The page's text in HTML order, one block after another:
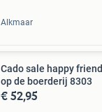
Alkmaar
Cado sale happy
op de boerderij 8303
€ 52,95